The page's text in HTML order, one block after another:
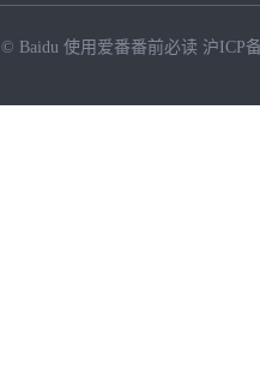
© Baidu 使用爱番番前必读 沪ICP